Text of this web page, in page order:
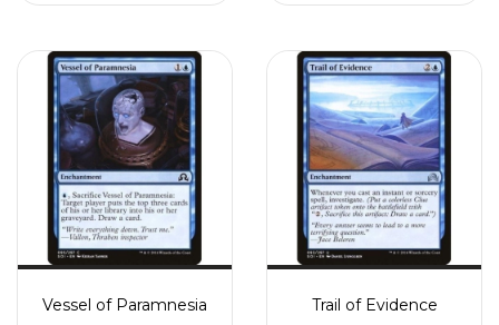
Vessel of Paramnesia Trail of Evidence